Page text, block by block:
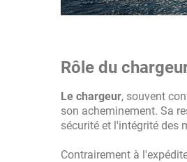
Rôle du
Le chargeur, souvent
son acheminement. Sa
sécurité et l'intégrité des
Contrairement à